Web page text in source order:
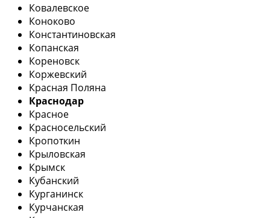
Ковалевское
Коноково
Константиновская
Копанская
Кореновск
Коржевский
Красная Поляна
Краснодар
Красное
Красносельский
Кропоткин
Крыловская
Крымск
Кубанский
Курганинск
Курчанская